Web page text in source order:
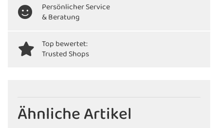
Persönlicher Service
& Beratung
Top bewertet:
Trusted Shops
Ähnliche Artikel